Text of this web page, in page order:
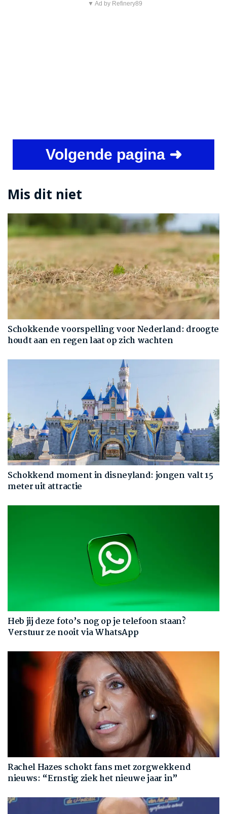
▼ Ad by Refinery89
Volgende pagina ➜
Mis dit niet
Schokkende voorspelling voor Nederland: droogte
houdt aan en regen laat op zich wachten
Schokkend moment in disneyland: jongen valt 15
meter uit attractie
Heb jij deze foto’s nog op je telefoon staan?
Verstuur ze nooit via WhatsApp
Rachel Hazes schokt fans met zorgwekkend
nieuws: “Ernstig ziek het nieuwe jaar in”